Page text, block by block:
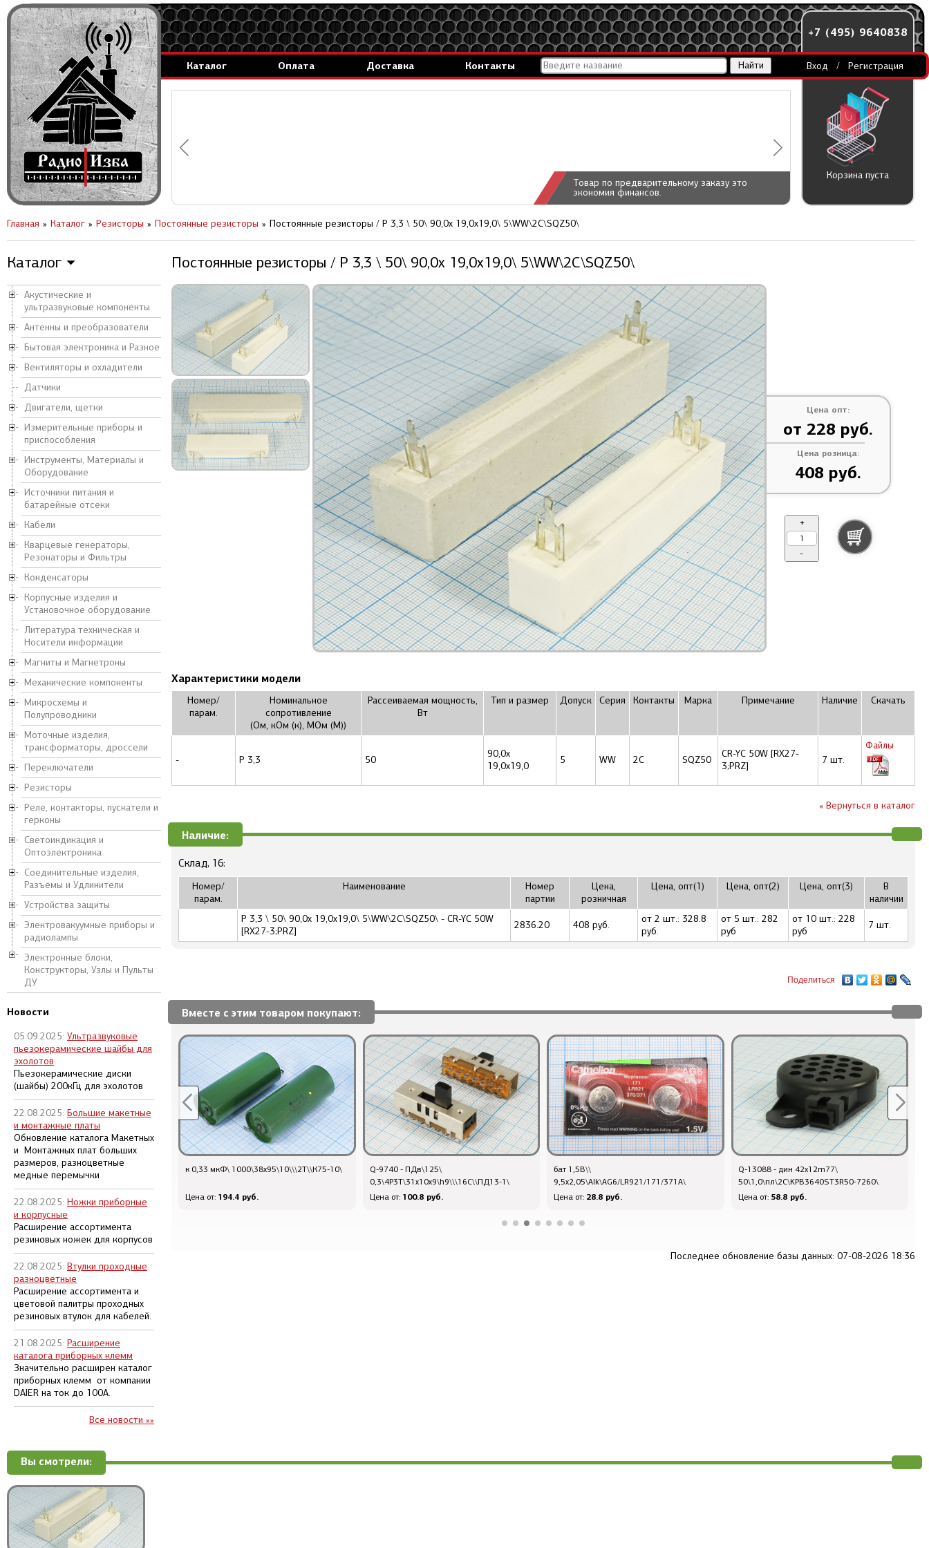
Каталог Оплата Доставка Контакты
генераторы.
за 1 день.
Товар по предварительному заказу это
экономия финансов.
+7 (495) 9640838
Вход / Регистрация
Корзина пуста
Каталог ▼
Акустические и
ультразвуковые компоненты
Антенны и преобразователи
Бытовая электроника и Разное
Вентиляторы и охладители
Датчики
Двигатели, щетки
Измерительные приборы и
приспособления
Инструменты, Материалы и
Оборудование
Источники питания и
батарейные отсеки
Кабели
Кварцевые генераторы,
Резонаторы и Фильтры
Конденсаторы
Корпусные изделия и
Установочное оборудование
Литература техническая и
Носители информации
Магниты и Магнетроны
Механические компоненты
Микросхемы и
Полупроводники
Моточные изделия,
трансформаторы, дроссели
Переключатели
Резисторы
Реле, контакторы, пускатели и
герконы
Светоиндикация и
Оптоэлектроника
Соединительные изделия,
Разъёмы и Удлинители
Устройства защиты
Электровакуумные приборы и
радиолампы
Электронные блоки,
Конструкторы, Узлы и Пульты
ДУ
Новости
05.09.2025: Ультразвуковые
пьезокерамические шайбы для
эхолотов
Пьезокерамические диски
(шайбы) 200кГц для эхолотов
22.08.2025: Большие макетные
и монтажные платы
Обновление каталога Макетных
и Монтажных плат больших
размеров, разноцветные
медные перемычки
22.08.2025: Ножки приборные
и корпусные
Расширение ассортимента
резиновых ножек для корпусов
22.08.2025: Втулки проходные
разноцветные
Расширение ассортимента и
цветовой палитры проходных
резиновых втулок для кабелей.
21.08.2025: Расширение
каталога приборных клемм
Значительно расширен каталог
приборных клемм от компании
DAIER на ток до 100А.
Все новости »»
Постоянные резисторы / Р 3,3 \ 50\ 90,0x 19,0x19,0\ 5\WW\2C\SQZ50\
Главная Каталог Резисторы Постоянные резисторы Постоянные резисторы / Р 3,3 \ 50\ 90,0x 19,0x19,0\ 5\WW\2C\SQZ50\
Цена опт:
от 228 руб.
Цена розница:
408 руб.
+
-
Характеристики модели
Номер/
парам.
Номинальное
сопротивление
(Ом, кОм (к), МОм (М))
Рассеиваемая мощность,
Вт
Тип и размер Допуск Серия Контакты Марка Примечание Наличие Скачать
- Р 3,3 50
90,0x
19,0x19,0
5 WW 2C SQZ50
CR-YC 50W [RX27-
3;PRZ]
7 шт.
Файлы
« Вернуться в каталог
Наличие:
Склад, 16:
Номер/
парам.
Наименование
Номер
партии
Цена,
розничная
Цена, опт(1) Цена, опт(2) Цена, опт(3)
В
наличии
Р 3,3 \ 50\ 90,0x 19,0x19,0\ 5\WW\2C\SQZ50\ - CR-YC 50W
[RX27-3;PRZ]
2836.20 408 руб.
от 2 шт.: 328.8
руб.
от 5 шт.: 282
руб
от 10 шт.: 228
руб
7 шт.
Поделиться
Вместе с этим товаром покупают:
Q-1297 - шт DIN\ 6P\каб\пл хвост\\AP-362-
Цена от:93.6 руб.
к 0,33 мкФ\ 1000\38x95\10\\\2T\\К75-10\
Цена от: 194.4 руб.
Q-9740 - ПДв\125\
0,3\4P3T\31x10x9\h9\\\16C\\ПД13-1\
Цена от: 100.8 руб.
бат 1,5В\\
9,5x2,05\Alk\AG6/LR921/171/371A\
Цена от: 28.8 руб.
Q-13088 - дин 42x12m77\
50\1,0\пл\2C\KPB3640ST3R50-7260\
Цена от: 58.8 руб.
Последнее обновление базы данных: 07-08-2026 18:36
Вы смотрели: